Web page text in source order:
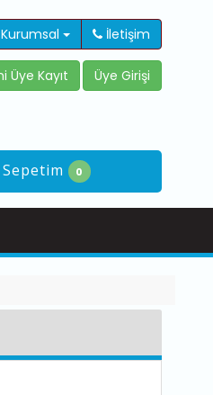
Kurumsal İletişim
Sepetim 0